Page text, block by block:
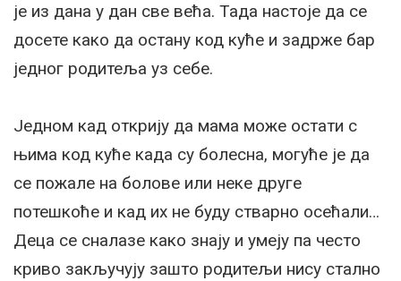
је из дана у дан све већа. Тада настоје да се
досете како да остану код куће и задрже бар
једног родитеља уз себе.
Једном кад открију да мама може остати с
њима код куће када су болесна, могуће је да
се пожале на болове или неке друге
потешкоће и кад их не буду стварно осећали…
Деца се сналазе како знају и умеју па често
криво закључују зашто родитељи нису стално